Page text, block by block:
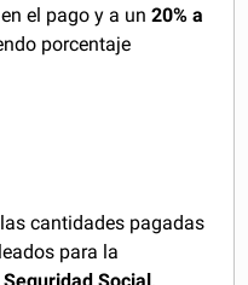
el pago y a un20% a
porcentaje
cantidades pagadas
para la